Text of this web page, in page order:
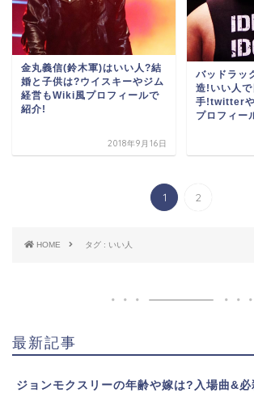
金丸義信(鈴木軍)はいい人?結
婚と子供は?ウイスキーやジム
経営もWiki風プロフィールで
紹介!
2018年9月16日
バッドラッ
造!いい人で
手!twitter
プロフィー
1 2
HOME タグ : いい人
最新記事
ジョンモクスリーの年齢や嫁は?入場曲&